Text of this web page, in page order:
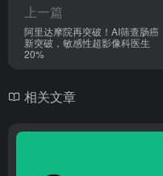
上一篇
阿里达摩院再突破！AI筛查肠癌
新突破，敏感性超影像科医生
20%
相关文章